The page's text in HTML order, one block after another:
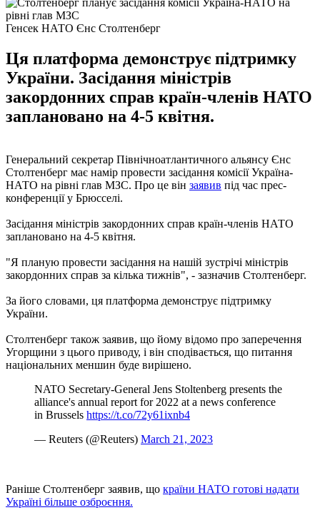
Генсек НАТО Єнс Столтенберг
Ця платформа демонструє підтримку
України. Засідання міністрів
закордонних справ країн-членів НАТО
заплановано на 4-5 квітня.
Генеральний секретар Північноатлантичного альянсу Єнс
Столтенберг має намір провести засідання комісії Україна-
НАТО на рівні глав МЗС. Про це він заявив під час прес-
конференції у Брюсселі.
Засідання міністрів закордонних справ країн-членів НАТО
заплановано на 4-5 квітня.
"Я планую провести засідання на нашій зустрічі міністрів
закордонних справ за кілька тижнів", - зазначив Столтенберг.
За його словами, ця платформа демонструє підтримку
України.
Столтенберг також заявив, що йому відомо про заперечення
Угорщини з цього приводу, і він сподівається, що питання
національних меншин буде вирішено.
NATO Secretary-General Jens Stoltenberg presents the
alliance's annual report for 2022 at a news conference
in Brussels https://t.co/72y61ixnb4
— Reuters (@Reuters) March 21, 2023
Раніше Столтенберг заявив, що країни НАТО готові надати
Україні більше озброєння.